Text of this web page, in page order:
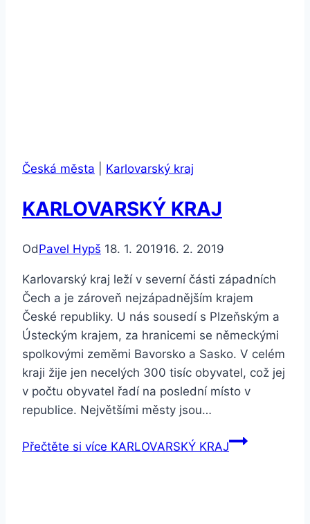
Česká města Karlovarský kraj
KARLOVARSKÝ KRAJ
OdPavel Hypš 18. 1. 201916. 2. 2019
Karlovarský kraj leží v severní části západních
Čech a je zároveň nejzápadnějším krajem
České republiky. U nás sousedí s Plzeňským a
Ústeckým krajem, za hranicemi se německými
spolkovými zeměmi Bavorsko a Sasko. V celém
kraji žije jen necelých 300 tisíc obyvatel, což jej
v počtu obyvatel řadí na poslední místo v
republice. Největšími městy jsou…
Přečtěte si více KARLOVARSKÝ KRAJ